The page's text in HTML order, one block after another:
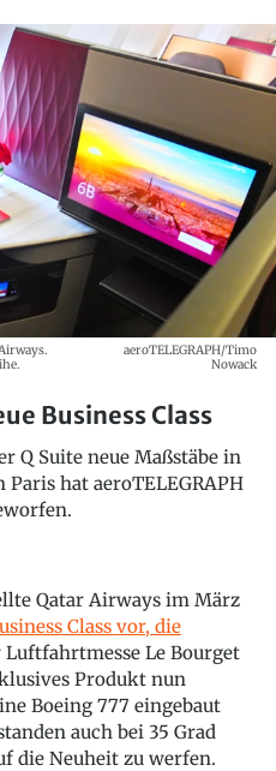
aeroTELEGRAPH/Timo
Nowack
Business Class
Q Suite neue Maßstäbe in
Paris hat aeroTELEGRAPH
Qatar Airways im März
Class vor, die
Luftfahrtmesse Le Bourget
Produkt nun
Boeing 777 eingebaut
auch bei 35 Grad
die Neuheit zu werfen.